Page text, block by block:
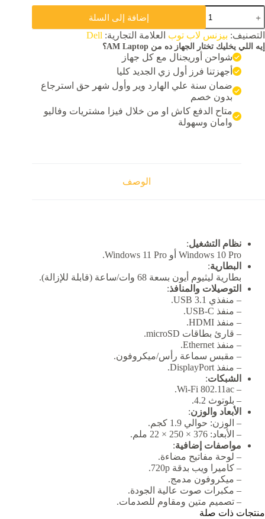
كمية
Dell
E5590
Latitude
Intel
إضافة إلى السلة
التصنيف: بيزنس لاب توب العلامة التجارية: Dell
إيه اللي يخليك تختار الجهاز ده من AM Laptop؟
شواحن أوريجنال مع كل جهاز
أجهزتنا فرز أول زي الجديد كليا
ضمان سنة علي الهارد وير وأول شهر حق استرجاع
بدون خصم
متاح الدفع كاش او من خلال فيزا مشتريات وفاليو
وامان وسهولة
الوصف
نظام التشغيل:
Windows 10 Pro أو Windows 11 Pro.
البطارية:
بطارية ليثيوم أيون بسعة 68 وات/ساعة (قابلة للإزالة).
التوصيلات والمنافذ:
– منفذي USB 3.1.
– منفذ USB-C.
– منفذ HDMI.
– قارئ بطاقات microSD.
– منفذ Ethernet.
– مقبس سماعة رأس/ميكروفون.
– منفذ DisplayPort.
الشبكات:
– Wi-Fi 802.11ac.
– بلوتوث 4.2.
الأبعاد والوزن:
– الوزن: حوالي 1.9 كجم.
– الأبعاد: 376 × 250 × 22 ملم.
مواصفات إضافية:
– لوحة مفاتيح مضاءة.
– كاميرا ويب بدقة 720p.
– ميكروفون مدمج.
– مكبرات صوت عالية الجودة.
– تصميم متين ومقاوم للصدمات.
منتجات ذات صلة